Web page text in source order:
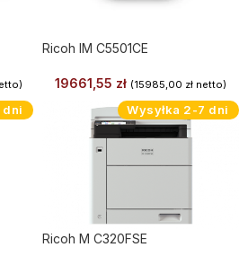
Ricoh IM C5501CE
19661,55 zł (15985,00 zł netto)
dni Wysyłka 2-7 dni
Ricoh M C320FSE